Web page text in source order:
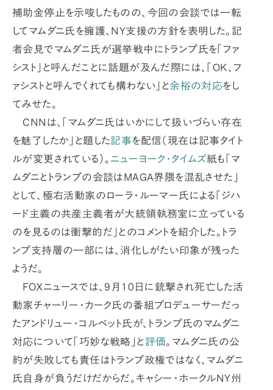
補助金停止を示唆したものの、今回の会談では一転
してマムダニ氏を擁護、NY支援の方針を表明した。記
者会見でマムダニ氏が選挙戦中にトランプ氏を「ファ
シスト」と呼んだことに話題が及んだ際には、「OK、フ
ァシストと呼んでくれても構わない」と余裕の対応をし
てみせた。
CNNは、「マムダニ氏はいかにして扱いづらい存在
を魅了したか」と題した記事を配信（現在は記事タイト
ルが変更されている）。 ニューヨーク・タイムズ紙も「マ
ムダニとトランプの会談はMAGA界隈を混乱させた」
として、極右活動家のローラ・ルーマー氏による「ジハ
ード主義の共産主義者が大統領執務室に立っている
のを見るのは衝撃的だ」とのコメントを紹介した。トラ
ンプ支持層の一部には、消化しがたい印象が残った
ようだ。
FOXニュースでは、9月10日に銃撃され死亡した活
動家チャーリー・カーク氏の番組プロデューサーだっ
たアンドリュー・コルベット氏が、トランプ氏のマムダニ
対応について「巧妙な戦略」と 評価。マムダニ氏の公
約が失敗しても責任はトランプ政権ではなく、マムダニ
氏自身が負うだけだからだ。キャシー・ホークルNY州